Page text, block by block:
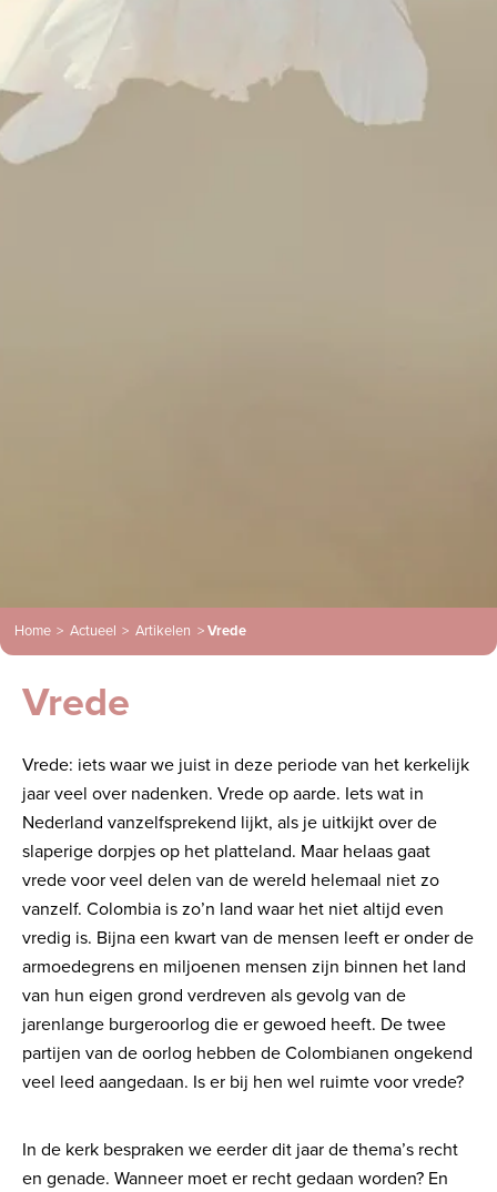
Home > Actueel > Artikelen >Vrede
Vrede
Vrede: iets waar we juist in deze periode van het kerkelijk
jaar veel over nadenken. Vrede op aarde. Iets wat in
Nederland vanzelfsprekend lijkt, als je uitkijkt over de
slaperige dorpjes op het platteland. Maar helaas gaat
vrede voor veel delen van de wereld helemaal niet zo
vanzelf. Colombia is zo’n land waar het niet altijd even
vredig is. Bijna een kwart van de mensen leeft er onder de
armoedegrens en miljoenen mensen zijn binnen het land
van hun eigen grond verdreven als gevolg van de
jarenlange burgeroorlog die er gewoed heeft. De twee
partijen van de oorlog hebben de Colombianen ongekend
veel leed aangedaan. Is er bij hen wel ruimte voor vrede?
In de kerk bespraken we eerder dit jaar de thema’s recht
en genade. Wanneer moet er recht gedaan worden? En